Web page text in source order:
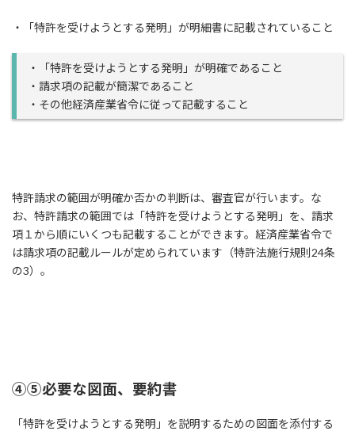
・「特許を受けようとする発明」が明細書に記載されていること
・「特許を受けようとする発明」が明確であること
・請求項の記載が簡潔であること
・その他経済産業省令に従って記載すること
特許請求の範囲が明確か否かの判断は、審査官が行います。な
お、特許請求の範囲では「特許を受けようとする発明」を、請求
項１から順にいくつも記載することができます。経済産業省令で
は請求項の記載ルールが定められています（特許法施行規則24条
の3）。
④⑤必要な図面、要約書
「特許を受けようとする発明」を説明するための図面を添付する